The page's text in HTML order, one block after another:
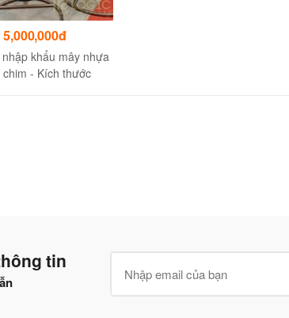
5,000,000đ
khẩu mây nhựa
chim - Kích thước
tin